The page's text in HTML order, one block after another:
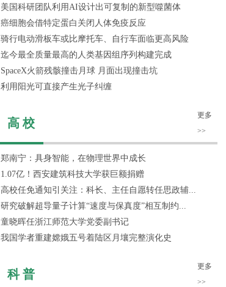
美国科研团队利用AI设计出可复制的新型噬菌体
癌细胞会借特定蛋白关闭人体免疫反应
骑行电动滑板车或比摩托车、自行车面临更高风险
迄今最全质量最高的人类基因组序列构建完成
SpaceX火箭残骸撞击月球 月面出现撞击坑
利用阳光可直接产生光子纠缠
高 校
更多
>>
郑南宁：具身智能，在物理世界中成长
1.07亿！西安建筑科技大学获巨额捐赠
高校任免通知引关注：科长、主任自愿转任思政辅...
研究破解超导量子计算“速度与保真度”相互制约...
童晓晖任浙江师范大学党委副书记
我国学者重建嫦娥五号着陆区月壤完整演化史
科 普
更多
>>